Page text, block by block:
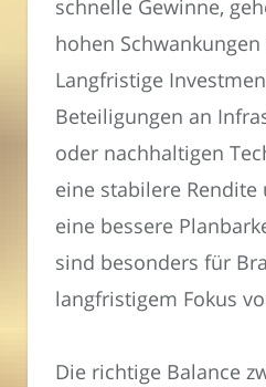
schnelle Gewinne,
hohen
Langfristige
Beteiligungen an
oder nachhaltigen
eine stabilere
eine bessere
sind besonders für
langfristigem Fokus
Die richtige Balance